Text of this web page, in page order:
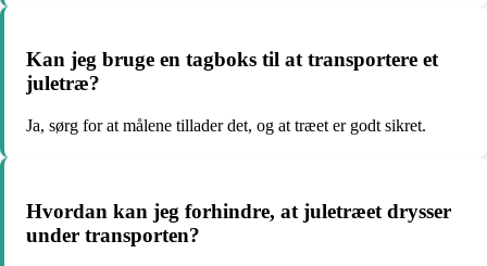
Kan jeg bruge en tagboks til at transportere et
juletræ?
Ja, sørg for at målene tillader det, og at træet er godt sikret.
Hvordan kan jeg forhindre, at juletræet drysser
under transporten?